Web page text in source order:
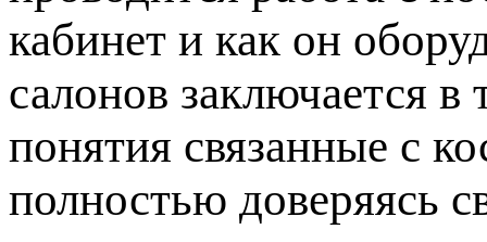
кабинет и как он
салонов заключается
понятия связанные с
полностью доверяясь